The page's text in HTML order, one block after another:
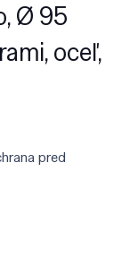
Ø 95
oceľ,
pred